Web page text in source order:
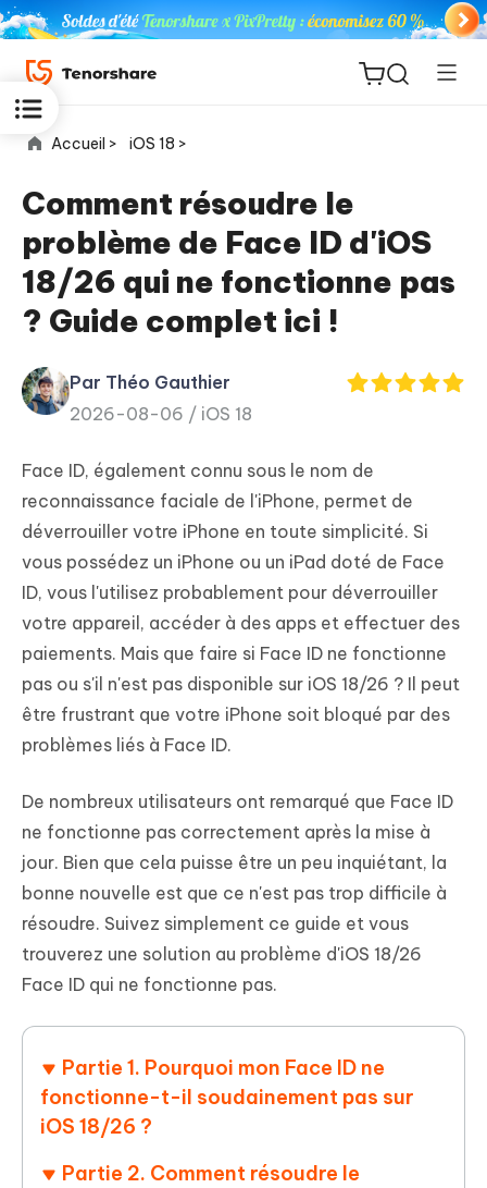
ReiBoot
for iOS
PDF
Editor
New
iAnyGo
Accueil > iOS 18 >
Comment résoudre le
problème de Face ID d'iOS
18/26 qui ne fonctionne pas
? Guide complet ici !
Par Théo Gauthier
2026-08-06 / iOS 18
Face ID, également connu sous le nom de
reconnaissance faciale de l'iPhone, permet de
déverrouiller votre iPhone en toute simplicité. Si
vous possédez un iPhone ou un iPad doté de Face
ID, vous l'utilisez probablement pour déverrouiller
votre appareil, accéder à des apps et effectuer des
paiements. Mais que faire si Face ID ne fonctionne
pas ou s'il n'est pas disponible sur iOS 18/26 ? Il peut
être frustrant que votre iPhone soit bloqué par des
problèmes liés à Face ID.
De nombreux utilisateurs ont remarqué que Face ID
ne fonctionne pas correctement après la mise à
jour. Bien que cela puisse être un peu inquiétant, la
bonne nouvelle est que ce n'est pas trop difficile à
résoudre. Suivez simplement ce guide et vous
trouverez une solution au problème d'iOS 18/26
Face ID qui ne fonctionne pas.
Partie 1. Pourquoi mon Face ID ne
fonctionne-t-il soudainement pas sur
iOS 18/26 ?
Partie 2. Comment résoudre le